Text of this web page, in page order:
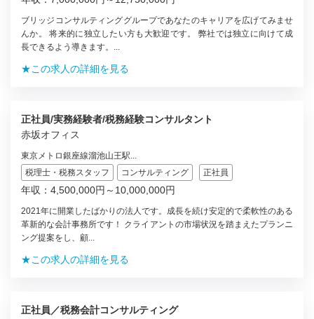
ブリッジコンサルティンググループであなたのキャリアを広げてみませ
んか。 将来的に独立したい方も大歓迎です。 弊社では独立に向けて成
長できるよう導きます。...
★この求人の詳細を見る
正社員/実務経験者/税務経験コンサルタント
赤坂オフィス
東京メトロ銀座線溜池山王駅...
税理士・税務スタッフ
コンサルティング 正社員
年収：4,500,000円～10,000,000円
2021年に開業したばかりの法人です。成長を続け安定的で柔軟性のある
革新的な会計事務所です！ クライアントの市場状況を踏まえたプランニ
ング提案をし、顧...
★この求人の詳細を見る
正社員／税務会計コンサルティング